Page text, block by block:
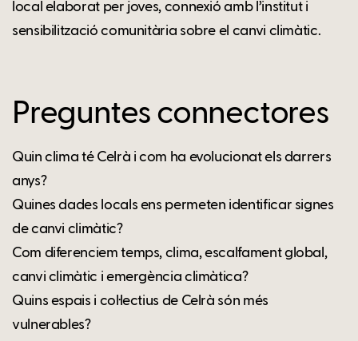
local elaborat per joves, connexió amb l’institut i
sensibilització comunitària sobre el canvi climàtic.
Preguntes connectores
Quin clima té Celrà i com ha evolucionat els darrers
anys?
Quines dades locals ens permeten identificar signes
de canvi climàtic?
Com diferenciem temps, clima, escalfament global,
canvi climàtic i emergència climàtica?
Quins espais i col·lectius de Celrà són més
vulnerables?